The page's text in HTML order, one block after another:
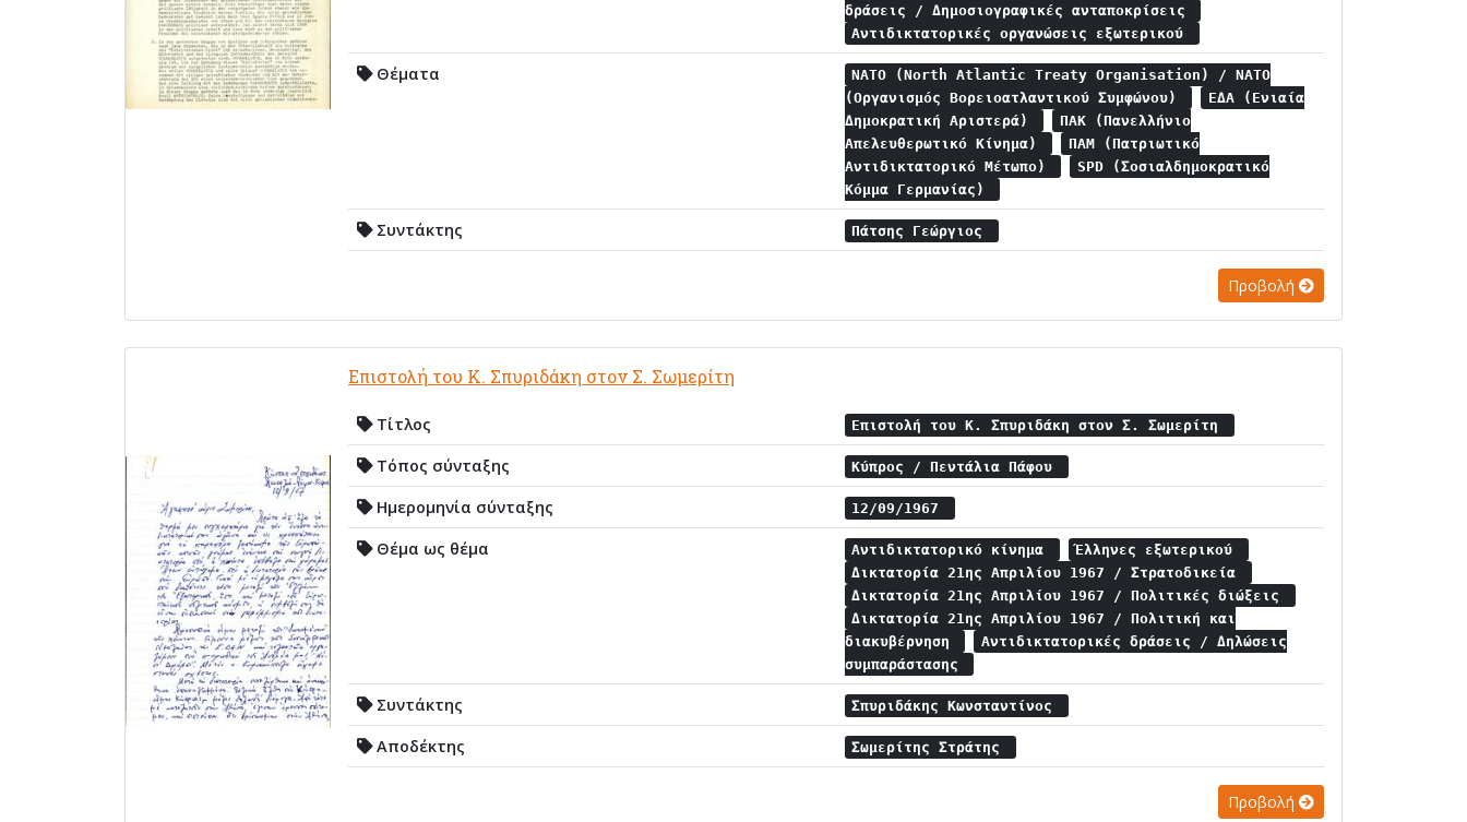
δράσεις / Δημοσιογραφικές ανταποκρίσεις
Αντιδικτατορικές οργανώσεις εξωτερικού
Θέματα
NATO (North Atlantic Treaty Organisation) / NATO
(Οργανισμός Βορειοατλαντικού Συμφώνου)
ΕΔΑ (Ενιαία
Δημοκρατική Αριστερά)
ΠΑΚ (Πανελλήνιο
Απελευθερωτικό Κίνημα)
ΠΑΜ (Πατριωτικό
Αντιδικτατορικό Μέτωπο)
SPD (Σοσιαλδημοκρατικό
Κόμμα Γερμανίας)
Συντάκτης Πάτσης Γεώργιος
Προβολή
Επιστολή του Κ. Σπυριδάκη στον Σ. Σωμερίτη
Τίτλος Επιστολή του Κ. Σπυριδάκη στον Σ. Σωμερίτη
Τόπος σύνταξης Κύπρος / Πεντάλια Πάφου
Ημερομηνία σύνταξης 12/09/1967
Θέμα ως θέμα Αντιδικτατορικό κίνημα
Έλληνες εξωτερικού
Δικτατορία 21ης Απριλίου 1967 / Στρατοδικεία
Δικτατορία 21ης Απριλίου 1967 / Πολιτικές διώξεις
Δικτατορία 21ης Απριλίου 1967 / Πολιτική και
διακυβέρνηση
Αντιδικτατορικές δράσεις / Δηλώσεις
συμπαράστασης
Συντάκτης Σπυριδάκης Κωνσταντίνος
Αποδέκτης Σωμερίτης Στράτης
Προβολή